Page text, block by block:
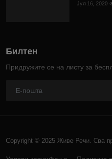
Јул 16, 2020
Билтен
Придружите се на листу за
Copyright © 2025 Живе Речи. Сва